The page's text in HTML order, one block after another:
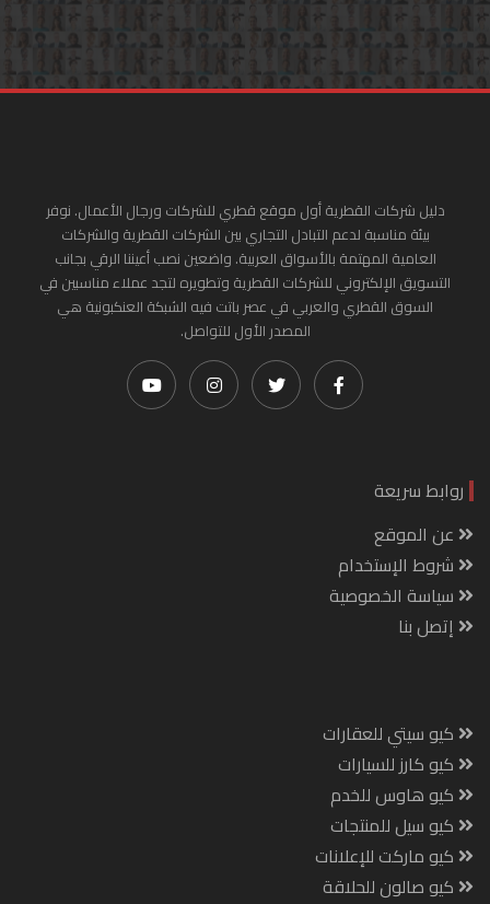
دليل شركات القطرية أول موقع قطري للشركات ورجال الأعمال. نوفر
بيئة مناسبة لدعم التبادل التجاري بين الشركات القطرية والشركات
العامية المهتمة بالأسواق العربية. واضعين نصب أعيننا الرقي بجانب
التسويق الإلكتروني للشركات القطرية وتطويره لتجد عملاء مناسبين في
السوق القطري والعربي في عصر باتت فيه الشبكة العنكبونية هي
المصدر الأول للتواصل.
روابط سريعة
عن الموقع
شروط الإستخدام
سياسة الخصوصية
إتصل بنا
كيو سيتي للعقارات
كيو كارز للسيارات
كيو هاوس للخدم
كيو سيل للمنتجات
كيو ماركت للإعلانات
كيو صالون للحلاقة